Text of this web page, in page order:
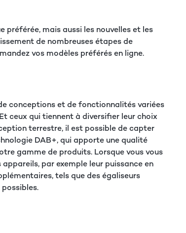
préférée, mais aussi les nouvelles et les
de nombreuses étapes de
vos modèles préférés en ligne.
conceptions et de fonctionnalités variées
ceux qui tiennent à diversifier leur choix
terrestre, il est possible de capter
DAB+, qui apporte une qualité
gamme de produits. Lorsque vous vous
par exemple leur puissance en
tels que des égaliseurs